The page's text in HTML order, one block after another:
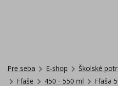
Pre seba E-shop Školské
Fľaše
450 - 550 ml Fľaša